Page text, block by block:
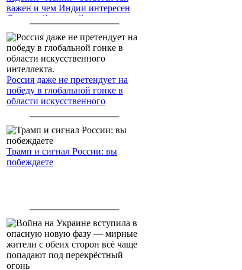
важен и чем Индии интересен
Северный морской путь
Россия даже не претендует на
победу в глобальной гонке в
области искусственного
Трамп и сигнал России: вы
побеждаете